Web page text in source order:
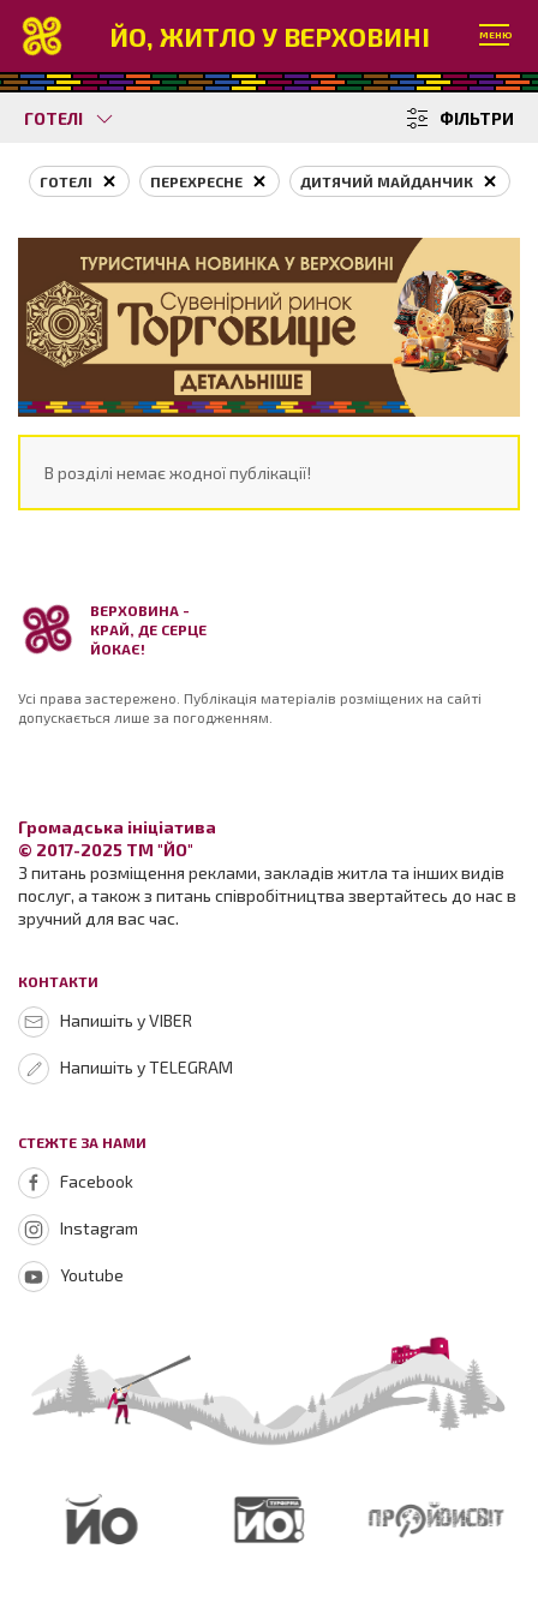
ЙО, ЖИТЛО У ВЕРХОВИНІ МЕНЮ
ГОТЕЛІ ФІЛЬТРИ
ГОТЕЛІ ПЕРЕХРЕСНЕ ДИТЯЧИЙ МАЙДАНЧИК
В розділі немає жодної публікації!
ВЕРХОВИНА -
КРАЙ, ДЕ СЕРЦЕ
ЙОКАЄ!
Усі права застережено. Публікація матеріалів розміщених на сайті
допускається лише за погодженням.
Громадська ініціатива
© 2017-2025 ТМ "ЙО"
З питань розміщення реклами, закладів житла та інших видів
послуг, а також з питань співробітництва звертайтесь до нас в
зручний для вас час.
КОНТАКТИ
Напишіть у VIBER
Напишіть у TELEGRAM
СТЕЖТЕ ЗА НАМИ
Facebook
Instagram
Youtube